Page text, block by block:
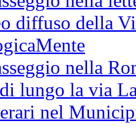
diffuso della
nella
lungo la via
nel